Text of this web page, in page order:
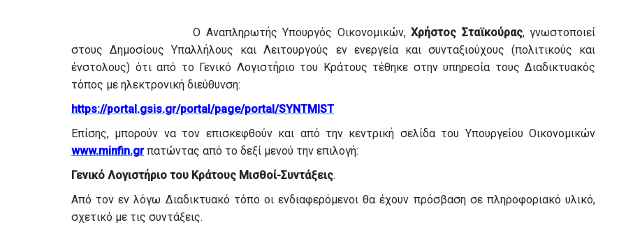
Ο Αναπληρωτής Υπουργός Οικονομικών, Χρήστος Σταϊκούρας, γνωστοποιεί
στους Δημοσίους Υπαλλήλους και Λειτουργούς εν ενεργεία και συνταξιούχους (πολιτικούς και
ένστολους) ότι από το Γενικό Λογιστήριο του Κράτους τέθηκε στην υπηρεσία τους Διαδικτυακός
τόπος με ηλεκτρονική διεύθυνση:
https://portal.gsis.gr/portal/page/portal/SYNTMIST
Επίσης, μπορούν να τον επισκεφθούν και από την κεντρική σελίδα του Υπουργείου Οικονομικών
www.minfin.grπατώντας από το δεξί μενού την επιλογή:
Γενικό Λογιστήριο του Κράτους Μισθοί-Συντάξεις.
Από τον εν λόγω Διαδικτυακό τόπο οι ενδιαφερόμενοι θα έχουν πρόσβαση σε πληροφοριακό υλικό,
σχετικό με τις συντάξεις.